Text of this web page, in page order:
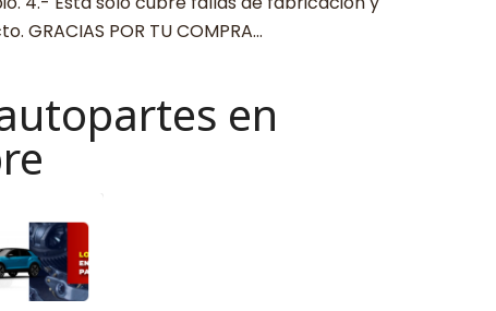
POR TU COMPRA…
en